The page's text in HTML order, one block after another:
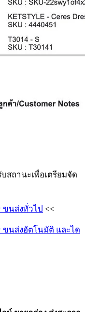
ถานะเพื่อเตรียมจัด
ขนส่งทั่วไป <<
ขนส่งอัตโนมัติ และได